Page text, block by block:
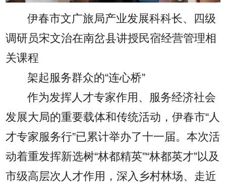
伊春市文广旅局产业发展科科长、四级
调研员宋文治在南岔县讲授民宿经营管理相
关课程
架起服务群众的“连心桥”
作为发挥人才专家作用、服务经济社会
发展大局的重要载体和传统活动，伊春市“人
才专家服务行”已累计举办了十一届。本次活
动着重发挥新选树“林都精英”“林都英才”以及
市级高层次人才作用，深入乡村林场、走近